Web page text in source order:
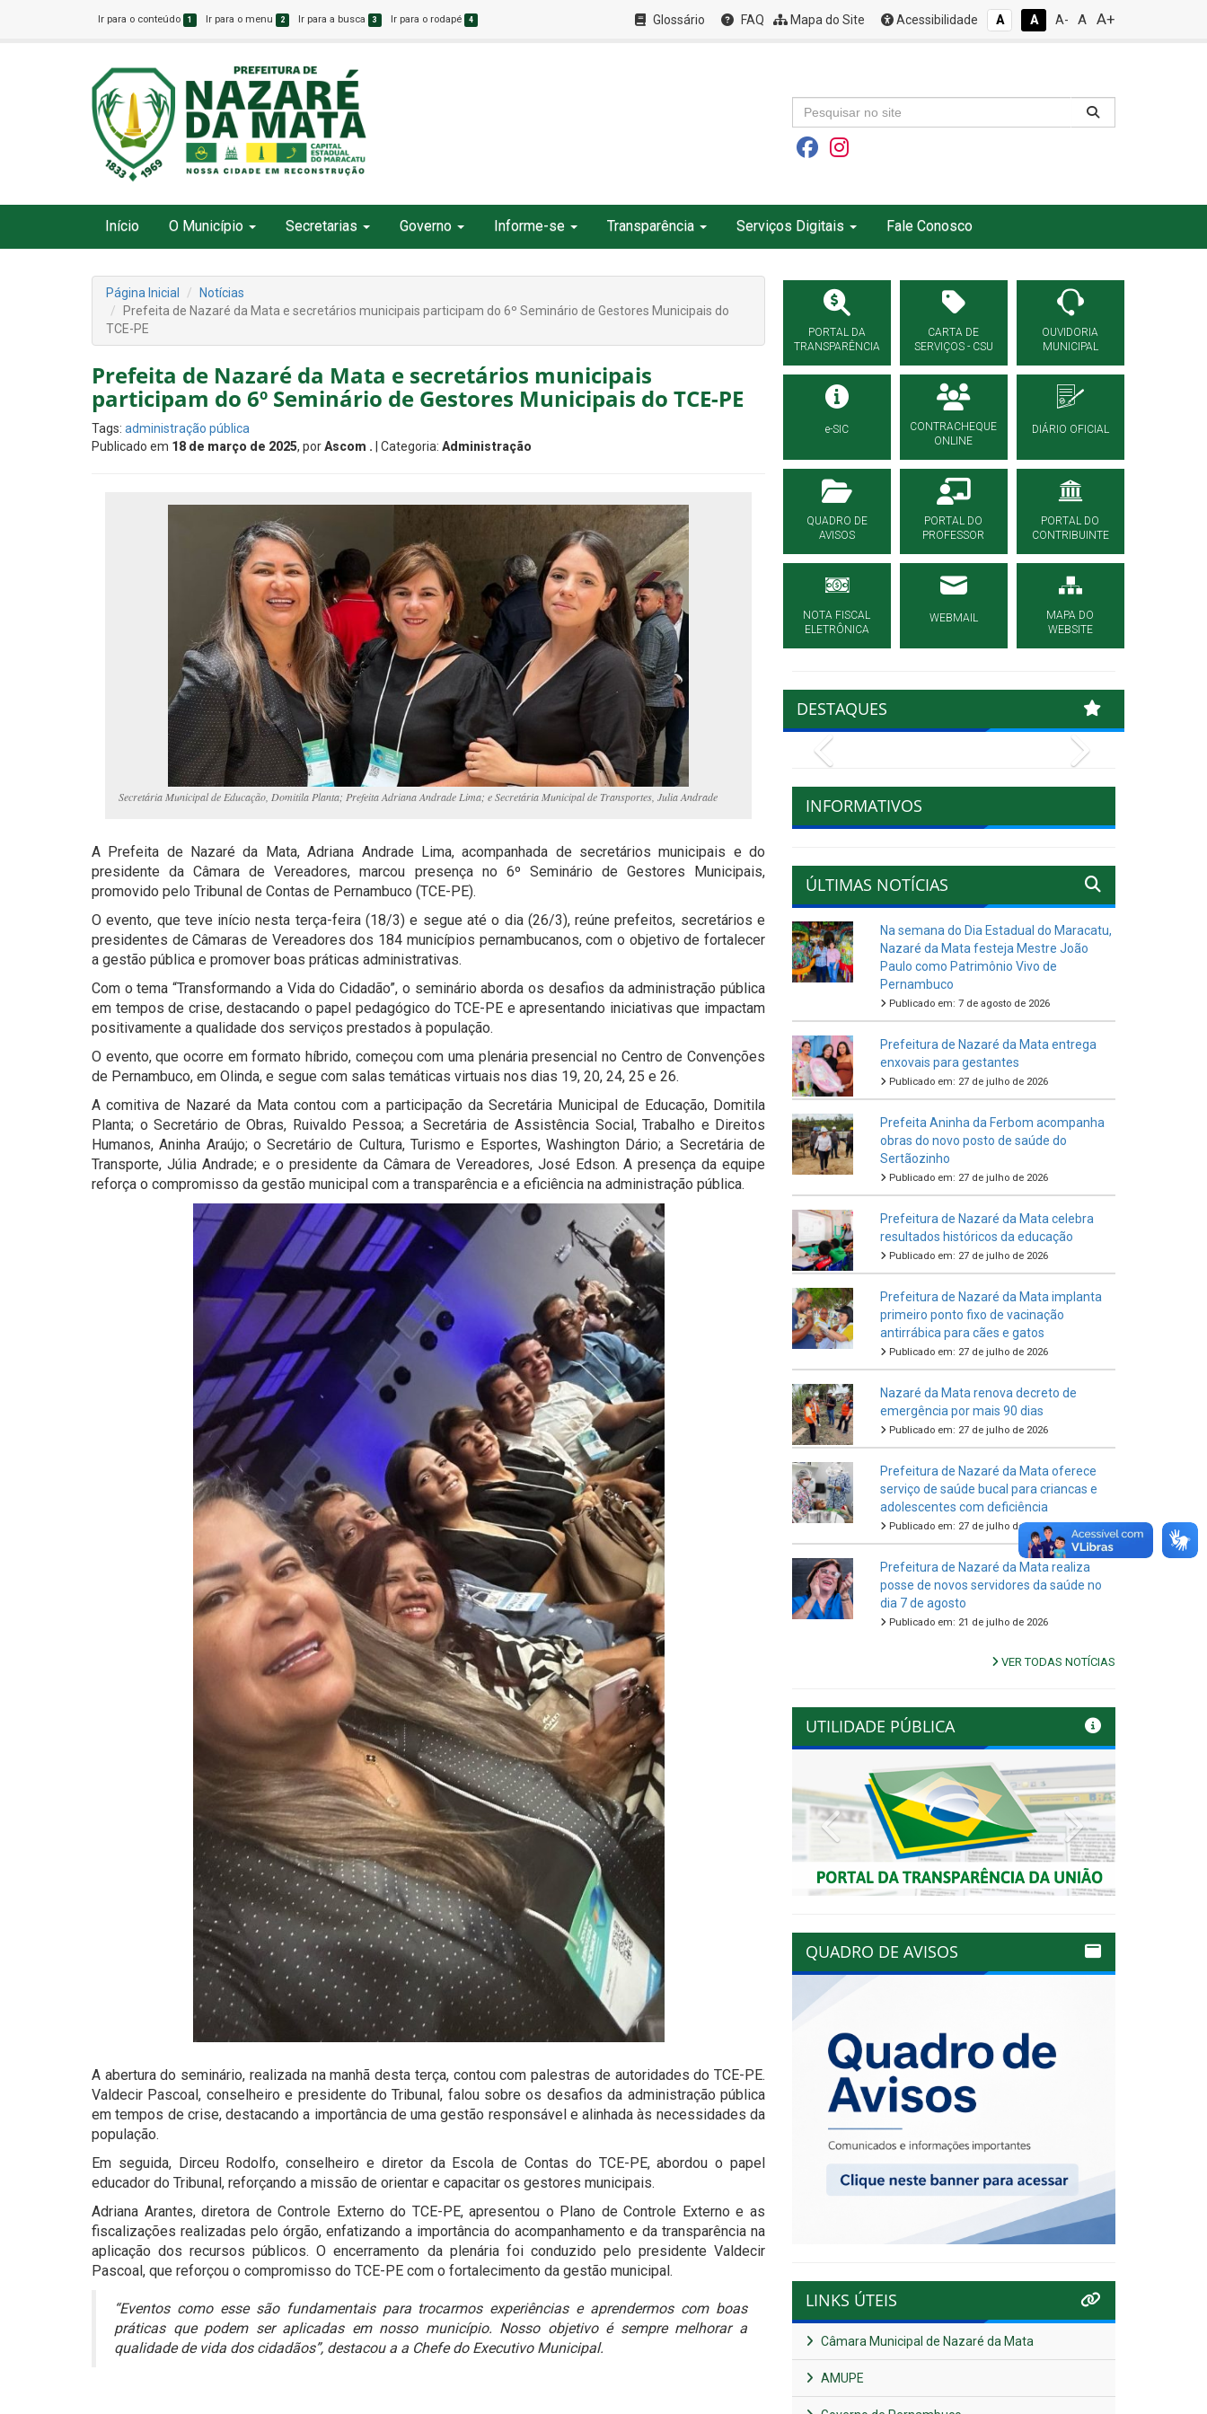
Ir para o conteúdo 1 Ir para o menu 2 Ir para a busca 3 Ir para o rodapé 4 Glossário FAQ Mapa do Site Acessibilidade A A A- A A+
Início O Município Secretarias Governo Informe-se Transparência Serviços Digitais Fale Conosco
Página Inicial
Notícias
Prefeita de Nazaré da Mata e secretários municipais participam do 6º Seminário de Gestores Municipais do
TCE-PE
Prefeita de Nazaré da Mata e secretários municipais
participam do 6º Seminário de Gestores Municipais do TCE-PE
Tags: administração pública
Publicado em 18 de março de 2025, porAscom . | Categoria: Administração
Secretária Municipal de Educação, Domitila Planta; Prefeita Adriana Andrade Lima; e Secretária Municipal de Transportes, Julia Andrade
A Prefeita de Nazaré da Mata, Adriana Andrade Lima, acompanhada de secretários municipais e do
presidente da Câmara de Vereadores, marcou presença no 6º Seminário de Gestores Municipais,
promovido pelo Tribunal de Contas de Pernambuco (TCE-PE).
O evento, que teve início nesta terça-feira (18/3) e segue até o dia (26/3), reúne prefeitos, secretários e
presidentes de Câmaras de Vereadores dos 184 municípios pernambucanos, com o objetivo de fortalecer
a gestão pública e promover boas práticas administrativas.
Com o tema “Transformando a Vida do Cidadão”, o seminário aborda os desafios da administração pública
em tempos de crise, destacando o papel pedagógico do TCE-PE e apresentando iniciativas que impactam
positivamente a qualidade dos serviços prestados à população.
O evento, que ocorre em formato híbrido, começou com uma plenária presencial no Centro de Convenções
de Pernambuco, em Olinda, e segue com salas temáticas virtuais nos dias 19, 20, 24, 25 e 26.
A comitiva de Nazaré da Mata contou com a participação da Secretária Municipal de Educação, Domitila
Planta; o Secretário de Obras, Ruivaldo Pessoa; a Secretária de Assistência Social, Trabalho e Direitos
Humanos, Aninha Araújo; o Secretário de Cultura, Turismo e Esportes, Washington Dário; a Secretária de
Transporte, Júlia Andrade; e o presidente da Câmara de Vereadores, José Edson. A presença da equipe
reforça o compromisso da gestão municipal com a transparência e a eficiência na administração pública.
A abertura do seminário, realizada na manhã desta terça, contou com palestras de autoridades do TCE-PE.
Valdecir Pascoal, conselheiro e presidente do Tribunal, falou sobre os desafios da administração pública
em tempos de crise, destacando a importância de uma gestão responsável e alinhada às necessidades da
população.
Em seguida, Dirceu Rodolfo, conselheiro e diretor da Escola de Contas do TCE-PE, abordou o papel
educador do Tribunal, reforçando a missão de orientar e capacitar os gestores municipais.
Adriana Arantes, diretora de Controle Externo do TCE-PE, apresentou o Plano de Controle Externo e as
fiscalizações realizadas pelo órgão, enfatizando a importância do acompanhamento e da transparência na
aplicação dos recursos públicos. O encerramento da plenária foi conduzido pelo presidente Valdecir
Pascoal, que reforçou o compromisso do TCE-PE com o fortalecimento da gestão municipal.
“Eventos como esse são fundamentais para trocarmos experiências e aprendermos com boas
práticas que podem ser aplicadas em nosso município. Nosso objetivo é sempre melhorar a
qualidade de vida dos cidadãos”, destacou a a Chefe do Executivo Municipal.
PORTAL DA
TRANSPARÊNCIA
CARTA DE
SERVIÇOS - CSU
OUVIDORIA
MUNICIPAL
e-SIC
CONTRACHEQUE
ONLINE
DIÁRIO OFICIAL
QUADRO DE
AVISOS
PORTAL DO
PROFESSOR
PORTAL DO
CONTRIBUINTE
NOTA FISCAL
ELETRÔNICA
WEBMAIL
MAPA DO
WEBSITE
DESTAQUES
INFORMATIVOS
ÚLTIMAS NOTÍCIAS
Na semana do Dia Estadual do Maracatu,
Nazaré da Mata festeja Mestre João
Paulo como Patrimônio Vivo de
Pernambuco
Publicado em: 7 de agosto de 2026
Prefeitura de Nazaré da Mata entrega
enxovais para gestantes
Publicado em: 27 de julho de 2026
Prefeita Aninha da Ferbom acompanha
obras do novo posto de saúde do
Sertãozinho
Publicado em: 27 de julho de 2026
Prefeitura de Nazaré da Mata celebra
resultados históricos da educação
Publicado em: 27 de julho de 2026
Prefeitura de Nazaré da Mata implanta
primeiro ponto fixo de vacinação
antirrábica para cães e gatos
Publicado em: 27 de julho de 2026
Nazaré da Mata renova decreto de
emergência por mais 90 dias
Publicado em: 27 de julho de 2026
Prefeitura de Nazaré da Mata oferece
serviço de saúde bucal para criancas e
adolescentes com deficiência
Publicado em: 27 de julho de 2026
Prefeitura de Nazaré da Mata realiza
posse de novos servidores da saúde no
dia 7 de agosto
Publicado em: 21 de julho de 2026
VER TODAS NOTÍCIAS
UTILIDADE PÚBLICA
Previous Next
QUADRO DE AVISOS
LINKS ÚTEIS
Câmara Municipal de Nazaré da Mata
AMUPE